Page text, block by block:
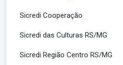
Sicredi Cooperação
Sicredi das Culturas RS/MG
Sicredi Região Centro RS/MG